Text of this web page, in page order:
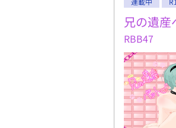
兄の遺
RBB47